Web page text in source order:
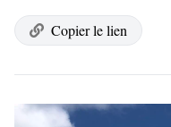
Copier le lien